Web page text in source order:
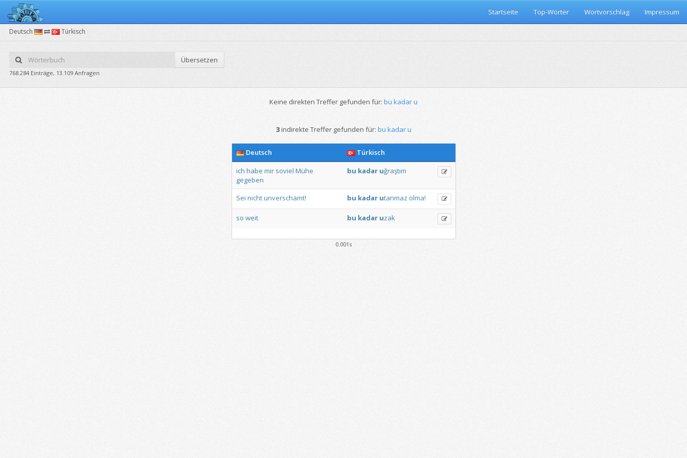
Startseite Top-Wörter Wortvorschlag Impressum
Deutsch Türkisch
Übersetzen
768.284 Einträge, 13.109 Anfragen
Keine direkten Treffer gefunden für: bu kadar u
3indirekte Treffer gefunden für: bu kadar u
Deutsch
Türkisch
ich habe mir soviel Mühe
gegeben
bu kadar uğraştım
Sei nichtunverschämt! bu kadar utanmaz olma!
so weit bu kadar uzak
0.001s